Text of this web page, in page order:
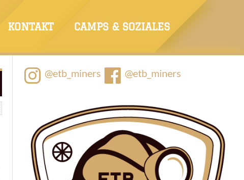
KONTAKT CAMPS & SOZIALES
@etb_miners @etb_miners